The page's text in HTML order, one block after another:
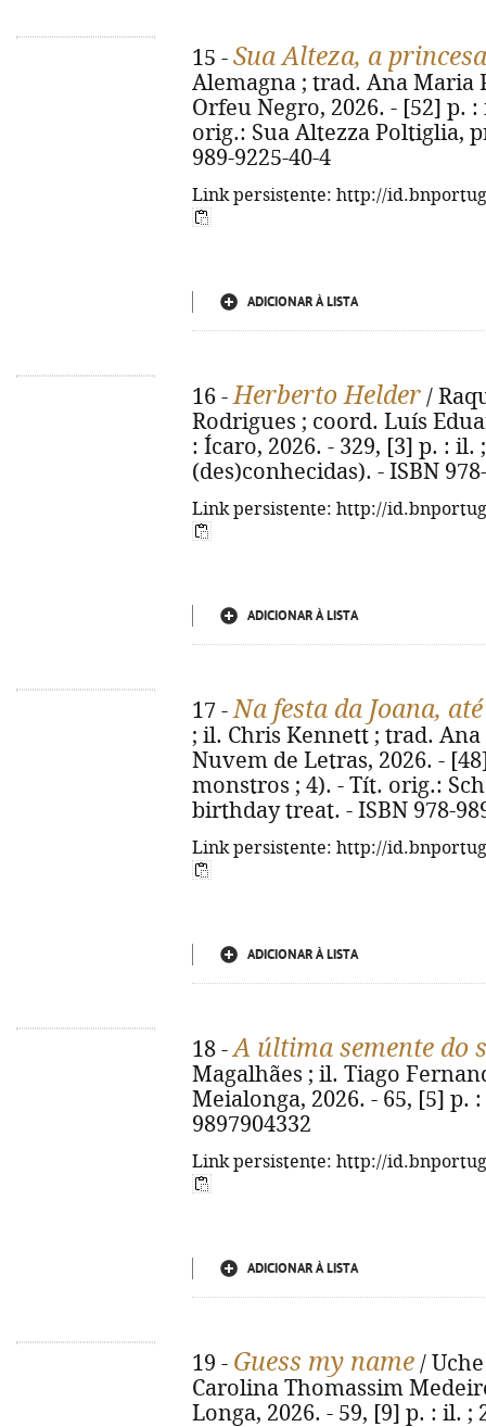
15 - Sua Alteza, a
Alemagna ; trad. Ana Maria
Orfeu Negro, 2026. - [52] p.
orig.: Sua Altezza Poltiglia,
989-9225-40-4
Link persistente: http://
ADICIONAR À LISTA
16 -Herberto Helder /
Rodrigues ; coord. Luís
: Ícaro, 2026. - 329, [3] p. : il.
(des)conhecidas). - ISBN
Link persistente: http://
ADICIONAR À LISTA
17 -Na festa da Joana,
; il. Chris Kennett ; trad. Ana
Nuvem de Letras, 2026. -
monstros ; 4). - Tít. orig.:
birthday treat. - ISBN 978-
Link persistente: http://
ADICIONAR À LISTA
18 -A última semente do
Magalhães ; il. Tiago
Meialonga, 2026. - 65, [5] p.
9897904332
Link persistente: http://
ADICIONAR À LISTA
19 - Guess my name /
Carolina Thomassim
Longa, 2026. - 59, [9] p. : il. ;